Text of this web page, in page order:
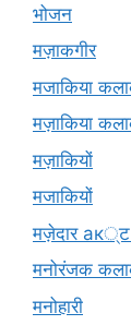
भोजन
मज़ाकगीर
मजाकिया
मज़ाकिया
मज़ाकियों
मजाकियों
मज़ेदार ак्ट
मनोरंजक
मनोहारी